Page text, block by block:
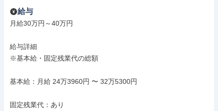
給与
月給30万円～40万円
給与詳細
※基本給・固定残業代の総額
基本給：月給 24万3960円 〜 32万5300円
固定残業代：あり